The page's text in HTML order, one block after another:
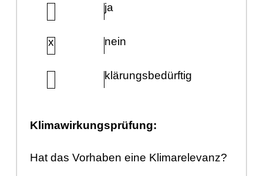
ja
x nein
klärungsbedürftig
Klimawirkungsprüfung:
Hat das Vorhaben eine Klimarelevanz?